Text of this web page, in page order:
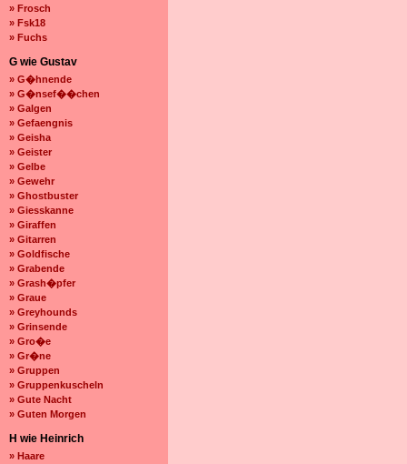
» Frosch
» Fsk18
» Fuchs
G wie Gustav
» G�hnende
» G�nsef��chen
» Galgen
» Gefaengnis
» Geisha
» Geister
» Gelbe
» Gewehr
» Ghostbuster
» Giesskanne
» Giraffen
» Gitarren
» Goldfische
» Grabende
» Grash�pfer
» Graue
» Greyhounds
» Grinsende
» Gro�e
» Gr�ne
» Gruppen
» Gruppenkuscheln
» Gute Nacht
» Guten Morgen
H wie Heinrich
» Haare